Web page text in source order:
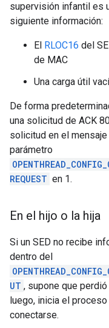
supervisión infantil es
siguiente información:
El RLOC16 del
de MAC
Una carga útil
De forma
una solicitud de ACK
solicitud en el
parámetro
REQUEST en 1.
En el hijo o la hija
Si un SED no recibe
dentro del
UT , supone que
luego, inicia el
conectarse.